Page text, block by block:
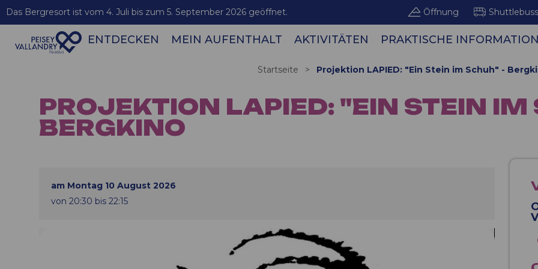
Das Bergresort ist vom 4. Juli bis zum 5. September 2026 geöffnet. Öffnung
ENTDECKEN MEIN AUFENTHALT AKTIVITÄTEN PRAKTISCHE
Startseite > Projektion LAPIED: "Ein Stein im Schuh" -
PROJEKTION LAPIED: "EIN STEIN IM
BERGKINO
am Montag 10 August 2026
von 20:30 bis 22:15